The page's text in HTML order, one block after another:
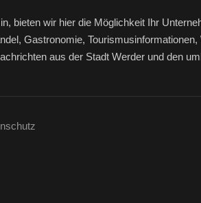
bieten wir hier die Möglichkeit Ihr
Gastronomie,
aus der Stadt Werder und den